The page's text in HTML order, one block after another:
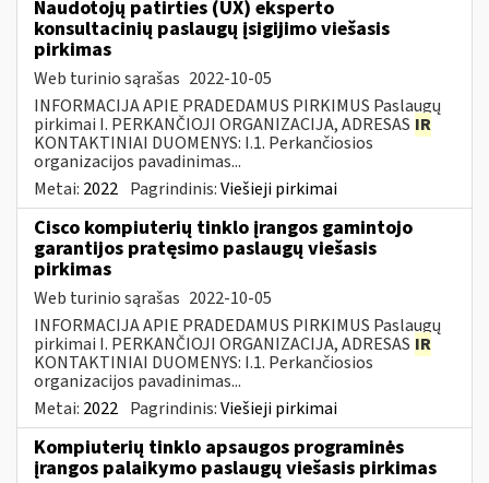
Naudotojų patirties (UX) eksperto
konsultacinių paslaugų įsigijimo viešasis
pirkimas
Web turinio sąrašas 2022-10-05
INFORMACIJA APIE PRADEDAMUS PIRKIMUS Paslaugų
pirkimai I. PERKANČIOJI ORGANIZACIJA, ADRESAS IR
KONTAKTINIAI DUOMENYS: I.1. Perkančiosios
organizacijos pavadinimas...
Metai: 2022 Pagrindinis:Viešieji pirkimai
Cisco kompiuterių tinklo įrangos gamintojo
garantijos pratęsimo paslaugų viešasis
pirkimas
Web turinio sąrašas 2022-10-05
INFORMACIJA APIE PRADEDAMUS PIRKIMUS Paslaugų
pirkimai I. PERKANČIOJI ORGANIZACIJA, ADRESAS IR
KONTAKTINIAI DUOMENYS: I.1. Perkančiosios
organizacijos pavadinimas...
Metai: 2022 Pagrindinis:Viešieji pirkimai
Kompiuterių tinklo apsaugos programinės
įrangos palaikymo paslaugų viešasis pirkimas